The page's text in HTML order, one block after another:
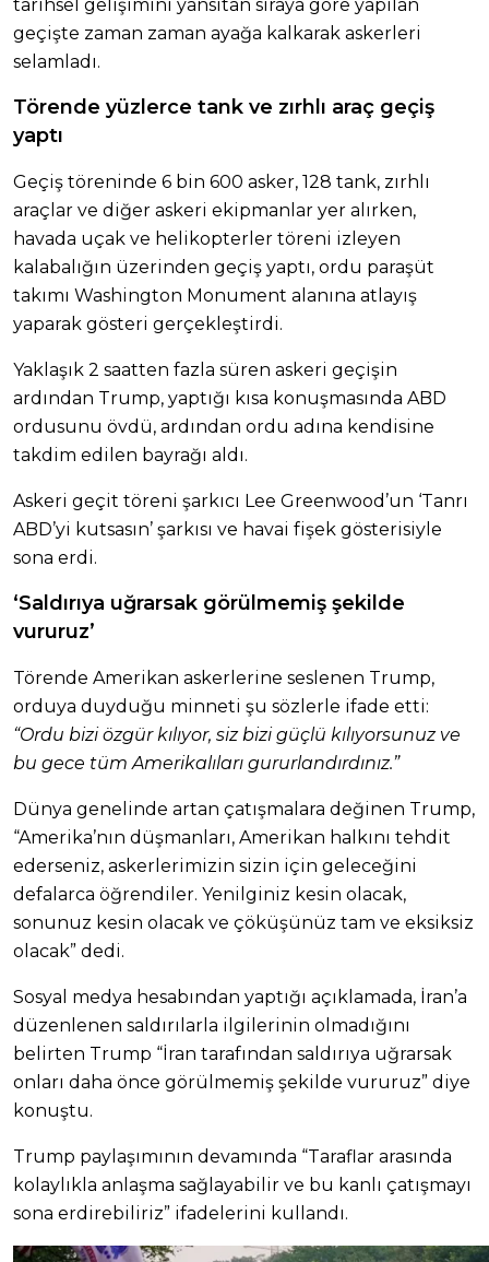
tarihsel gelişimini yansıtan sıraya göre yapılan
geçişte zaman zaman ayağa kalkarak askerleri
selamladı.
Törende yüzlerce tank ve zırhlı araç geçiş
yaptı
Geçiş töreninde 6 bin 600 asker, 128 tank, zırhlı
araçlar ve diğer askeri ekipmanlar yer alırken,
havada uçak ve helikopterler töreni izleyen
kalabalığın üzerinden geçiş yaptı, ordu paraşüt
takımı Washington Monument alanına atlayış
yaparak gösteri gerçekleştirdi.
Yaklaşık 2 saatten fazla süren askeri geçişin
ardından Trump, yaptığı kısa konuşmasında ABD
ordusunu övdü, ardından ordu adına kendisine
takdim edilen bayrağı aldı.
Askeri geçit töreni şarkıcı Lee Greenwood’un ‘Tanrı
ABD’yi kutsasın’ şarkısı ve havai fişek gösterisiyle
sona erdi.
‘Saldırıya uğrarsak görülmemiş şekilde
vururuz’
Törende Amerikan askerlerine seslenen Trump,
orduya duyduğu minneti şu sözlerle ifade etti:
“Ordu bizi özgür kılıyor, siz bizi güçlü kılıyorsunuz ve
bu gece tüm Amerikalıları gururlandırdınız.”
Dünya genelinde artan çatışmalara değinen Trump,
“Amerika’nın düşmanları, Amerikan halkını tehdit
ederseniz, askerlerimizin sizin için geleceğini
defalarca öğrendiler. Yenilginiz kesin olacak,
sonunuz kesin olacak ve çöküşünüz tam ve eksiksiz
olacak” dedi.
Sosyal medya hesabından yaptığı açıklamada, İran’a
düzenlenen saldırılarla ilgilerinin olmadığını
belirten Trump “İran tarafından saldırıya uğrarsak
onları daha önce görülmemiş şekilde vururuz” diye
konuştu.
Trump paylaşımının devamında “Taraflar arasında
kolaylıkla anlaşma sağlayabilir ve bu kanlı çatışmayı
sona erdirebiliriz” ifadelerini kullandı.